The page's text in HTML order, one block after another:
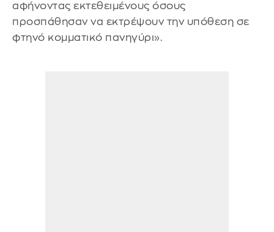
αφήνοντας εκτεθειμένους όσους
προσπάθησαν να εκτρέψουν την υπόθεση σε
φτηνό κομματικό πανηγύρι».